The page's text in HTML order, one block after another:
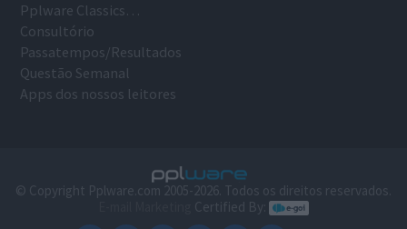
Pplware Classics…
Consultório
Passatempos/Resultados
Questão Semanal
Apps dos nossos leitores
© Copyright Pplware.com 2005-2026. Todos os direitos reservados.
Certified By: